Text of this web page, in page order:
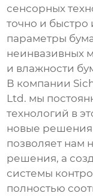
сенсорных
точно и быстро
параметры
неинвазивных
и влажности
В компании
Ltd. мы
технологий в
новые
позволяет нам
решения, а
системы
полностью